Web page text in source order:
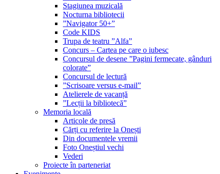
Stagiunea muzicală
Nocturna bibliotecii
”Navigator 50+”
Code KIDS
Trupa de teatru ”Alfa”
Concurs – Cartea pe care o iubesc
Concursul de desene ”Pagini fermecate, gânduri
colorate”
Concursul de lectură
”Scrisoare versus e-mail”
Atelierele de vacanță
”Lecții la bibliotecă”
Memoria locală
Articole de presă
Cărți cu referire la Onești
Din documentele vremii
Foto Oneștiul vechi
Vederi
Proiecte în parteneriat